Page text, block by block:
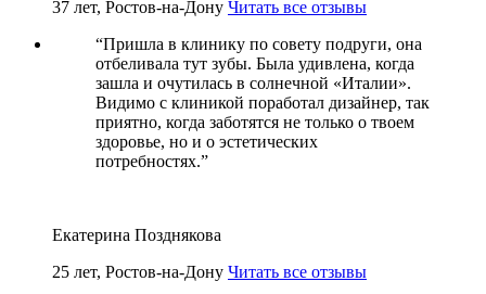
37 лет, Ростов-на-Дону Читать все отзывы
“Пришла в клинику по совету подруги, она
отбеливала тут зубы. Была удивлена, когда
зашла и очутилась в солнечной «Италии».
Видимо с клиникой поработал дизайнер, так
приятно, когда заботятся не только о твоем
здоровье, но и о эстетических
потребностях.”
Екатерина Позднякова
25 лет, Ростов-на-Дону Читать все отзывы